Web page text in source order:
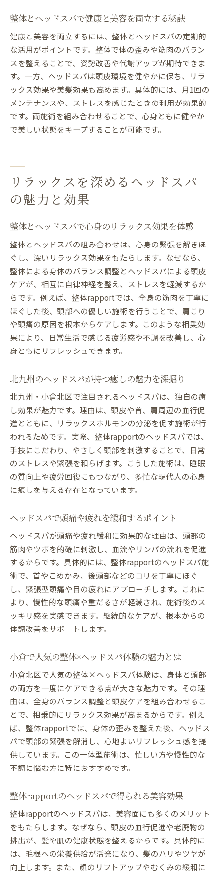
整体とヘッドスパで健康と美容を両立する秘訣
健康と美容を両立するには、整体とヘッドスパの定期的
な活用がポイントです。整体で体の歪みや筋肉のバラン
スを整えることで、姿勢改善や代謝アップが期待できま
す。一方、ヘッドスパは頭皮環境を健やかに保ち、リラ
ックス効果や美髪効果も高めます。具体的には、月1回の
メンテナンスや、ストレスを感じたときの利用が効果的
です。両施術を組み合わせることで、心身ともに健やか
で美しい状態をキープすることが可能です。
リラックスを深めるヘッドスパ
の魅力と効果
整体とヘッドスパで心身のリラックス効果を体感
整体とヘッドスパの組み合わせは、心身の緊張を解きほ
ぐし、深いリラックス効果をもたらします。なぜなら、
整体による身体のバランス調整とヘッドスパによる頭皮
ケアが、相互に自律神経を整え、ストレスを軽減するか
らです。例えば、整体rapportでは、全身の筋肉を丁寧に
ほぐした後、頭部への優しい施術を行うことで、肩こり
や頭痛の原因を根本からケアします。このような相乗効
果により、日常生活で感じる疲労感や不調を改善し、心
身ともにリフレッシュできます。
北九州のヘッドスパが持つ癒しの魅力を深掘り
北九州・小倉北区で注目されるヘッドスパは、独自の癒
し効果が魅力です。理由は、頭皮や首、肩周辺の血行促
進とともに、リラックスホルモンの分泌を促す施術が行
われるためです。実際、整体rapportのヘッドスパでは、
手技にこだわり、やさしく頭部を刺激することで、日常
のストレスや緊張を和らげます。こうした施術は、睡眠
の質向上や疲労回復にもつながり、多忙な現代人の心身
に癒しを与える存在となっています。
ヘッドスパで頭痛や疲れを緩和するポイント
ヘッドスパが頭痛や疲れ緩和に効果的な理由は、頭部の
筋肉やツボを的確に刺激し、血流やリンパの流れを促進
するからです。具体的には、整体rapportのヘッドスパ施
術で、首やこめかみ、後頭部などのコリを丁寧にほぐ
し、緊張型頭痛や目の疲れにアプローチします。これに
より、慢性的な頭痛や重だるさが軽減され、施術後のス
ッキリ感を実感できます。継続的なケアが、根本からの
体調改善をサポートします。
小倉で人気の整体×ヘッドスパ体験の魅力とは
小倉北区で人気の整体×ヘッドスパ体験は、身体と頭部
の両方を一度にケアできる点が大きな魅力です。その理
由は、全身のバランス調整と頭皮ケアを組み合わせるこ
とで、相乗的にリラックス効果が高まるからです。例え
ば、整体rapportでは、身体の歪みを整えた後、ヘッドス
パで頭部の緊張を解消し、心地よいリフレッシュ感を提
供しています。この一体型施術は、忙しい方や慢性的な
不調に悩む方に特におすすめです。
整体rapportのヘッドスパで得られる美容効果
整体rapportのヘッドスパは、美容面にも多くのメリット
をもたらします。なぜなら、頭皮の血行促進や老廃物の
排出が、髪や肌の健康状態を整えるからです。具体的に
は、毛根への栄養供給が活発になり、髪のハリやツヤが
向上します。また、顔のリフトアップやむくみの緩和に